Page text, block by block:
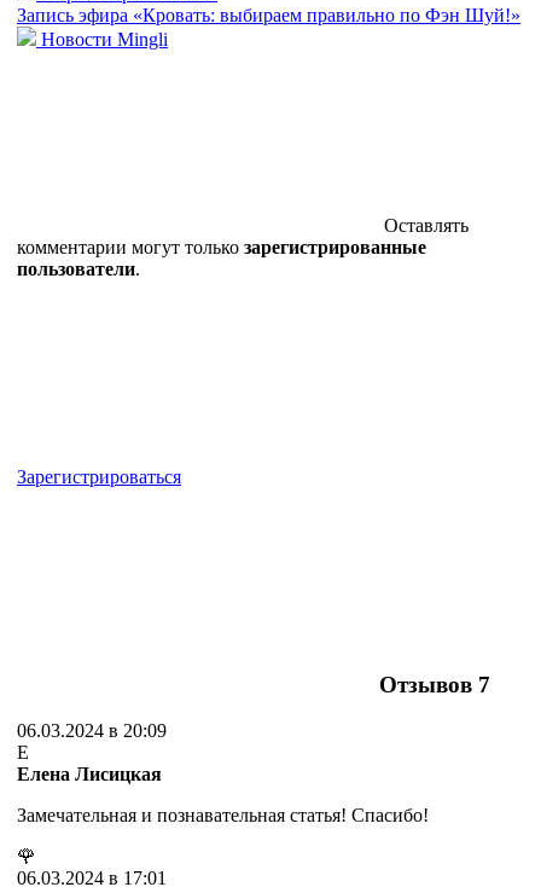
Запись эфира «Кровать: выбираем правильно по Фэн Шуй!»
Новости Mingli
Оставлять
комментарии могут только зарегистрированные
пользователи.
Зарегистрироваться
Отзывов 7
06.03.2024 в 20:09
Е
Елена Лисицкая
Замечательная и познавательная статья! Спасибо!
🌹
06.03.2024 в 17:01